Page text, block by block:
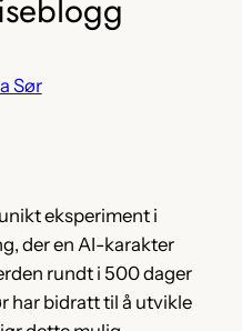
Sør
eksperiment i
der en AI-karakter
rundt i 500 dager
har bidratt til å utvikle